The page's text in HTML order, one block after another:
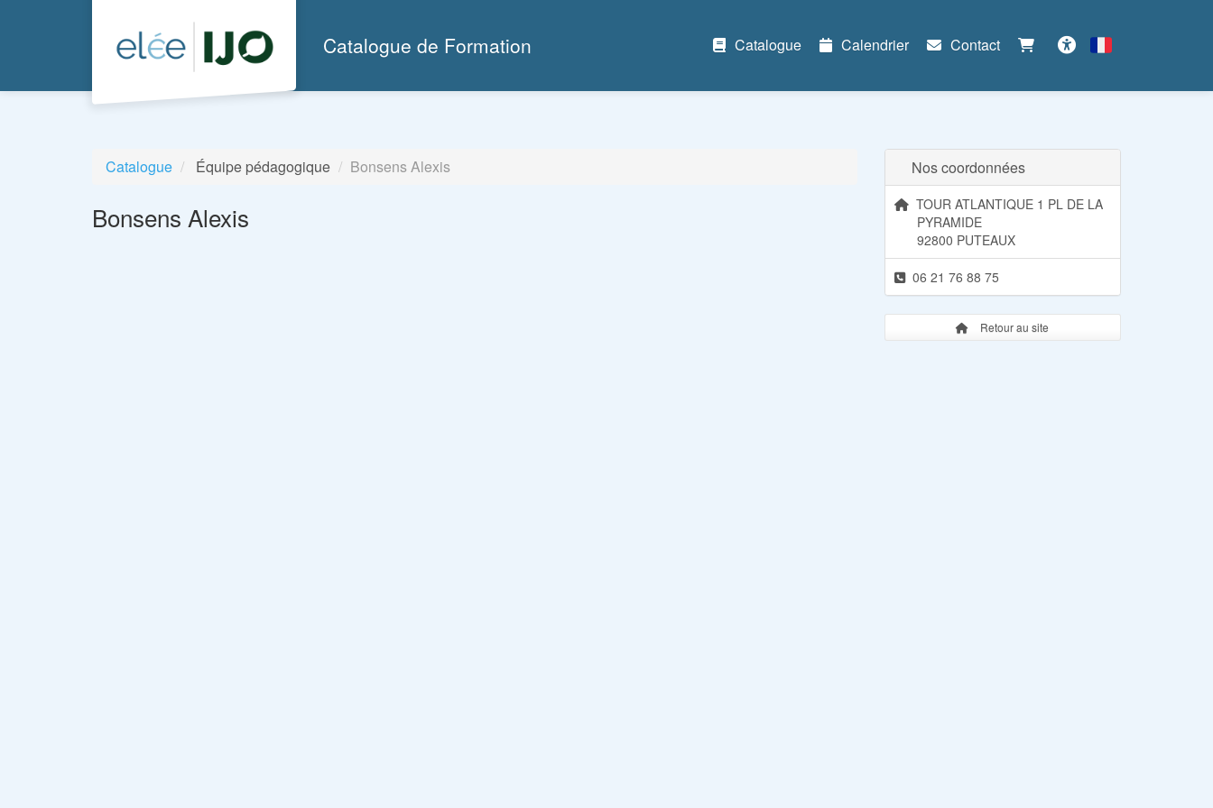
Catalogue de Formation Catalogue Calendrier
Contact
Français
Catalogue Équipe pédagogique Bonsens Alexis
Bonsens Alexis
Nos coordonnées
TOUR ATLANTIQUE 1 PL DE LA
PYRAMIDE
92800 PUTEAUX
06 21 76 88 75
Retour au site